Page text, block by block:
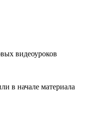
видеоуроков
в начале материала